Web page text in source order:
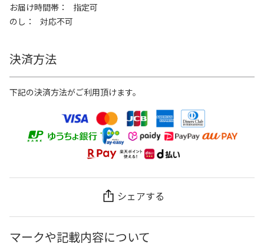
お届け時間帯
指定可
のし
対応不可
決済方法
下記の決済方法がご利用頂けます。
シェアする
マークや記載内容について